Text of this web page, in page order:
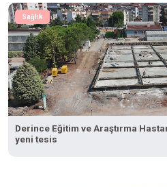
Sağlık
Derince Eğitim ve Araştırma
yeni tesis